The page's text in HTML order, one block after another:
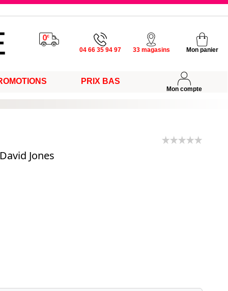
04 66 35 94 97 33 magasins Mon panier
PRIX BAS
Mon compte
Jones